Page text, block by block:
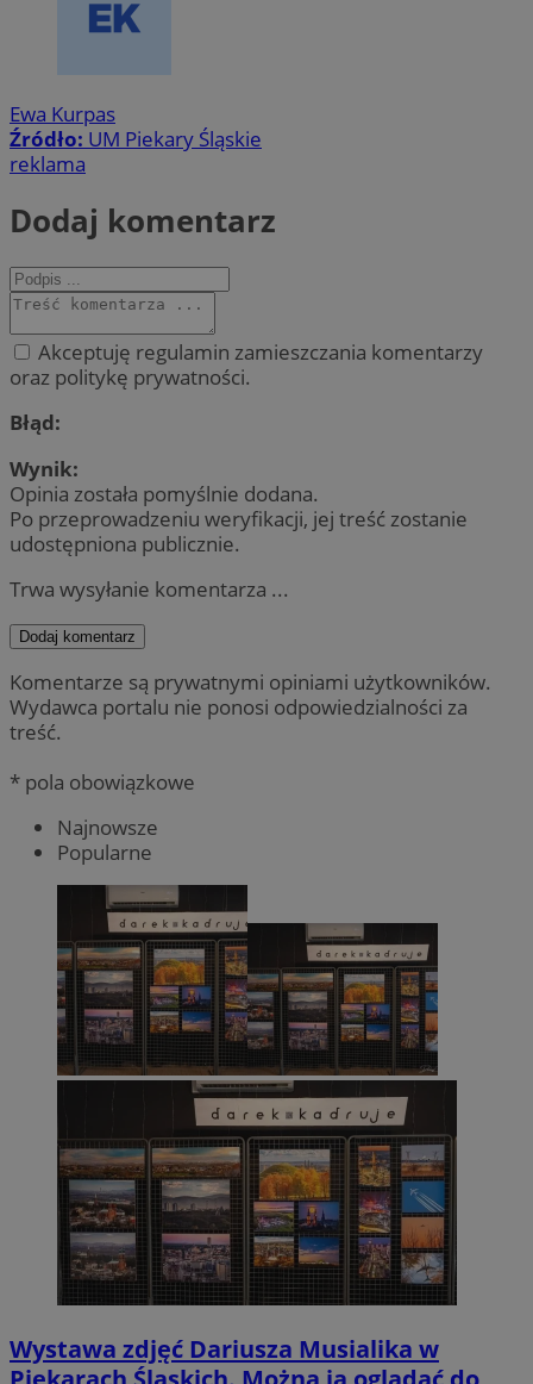
Ewa Kurpas
Źródło: UM Piekary Śląskie
reklama
Dodaj komentarz
Akceptuję regulamin zamieszczania komentarzy
oraz politykę prywatności.
Błąd:
Wynik:
Opinia została pomyślnie dodana.
Po przeprowadzeniu weryfikacji, jej treść zostanie
udostępniona publicznie.
Trwa wysyłanie komentarza ...
Dodaj komentarz
Komentarze są prywatnymi opiniami użytkowników.
Wydawca portalu nie ponosi odpowiedzialności za
treść.
* pola obowiązkowe
Najnowsze
Popularne
Wystawa zdjęć Dariusza Musialika w